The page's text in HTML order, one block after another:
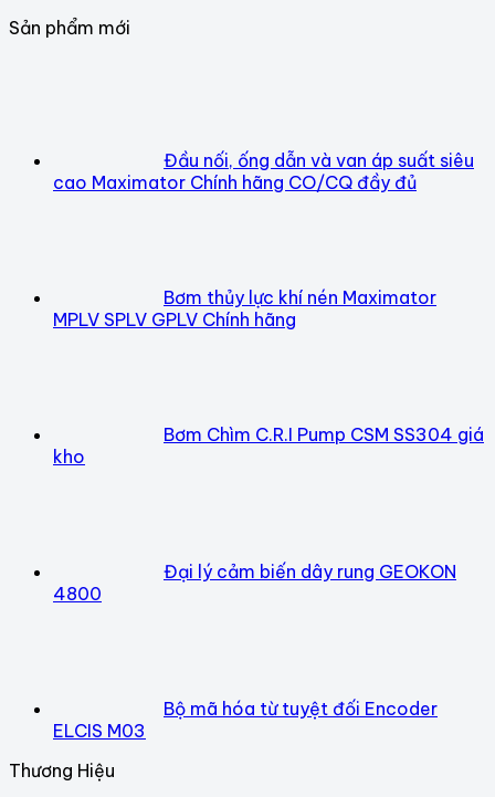
Sản phẩm mới
Đầu nối, ống dẫn và van áp suất siêu
cao Maximator Chính hãng CO/CQ đầy đủ
Bơm thủy lực khí nén Maximator
MPLV SPLV GPLV Chính hãng
Bơm Chìm C.R.I Pump CSM SS304 giá
kho
Đại lý cảm biến dây rung GEOKON
4800
Bộ mã hóa từ tuyệt đối Encoder
ELCIS M03
Thương Hiệu